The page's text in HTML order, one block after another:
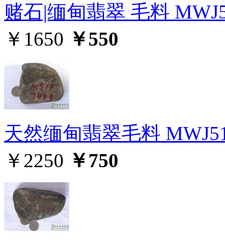
赌石|缅甸翡翠 毛料
￥1650 ￥550
天然缅甸翡翠毛料
￥2250 ￥750